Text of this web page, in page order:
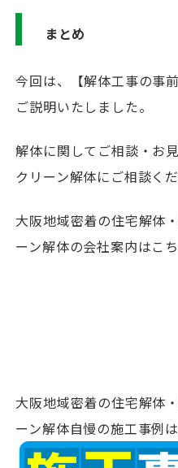
まとめ
今回は、【解体工事の事
ご説明いたしました。
解体に関してご相談・お
クリーン解体にご相談くだ
大阪地域密着の住宅解体
ーン解体の会社案内はこ
大阪地域密着の住宅解体
ーン解体自慢の施工事例